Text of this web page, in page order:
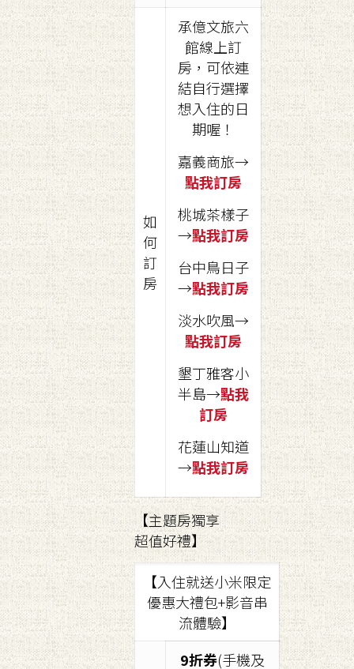
如
何
訂
房
承億文旅六
館線上訂
房，可依連
結自行選擇
想入住的日
期喔！
嘉義商旅→
點我訂房
桃城茶樣子
→點我訂房
台中鳥日子
→點我訂房
淡水吹風→
點我訂房
墾丁雅客小
半島→點我
訂房
花蓮山知道
→點我訂房
【主題房獨享
超值好禮】
【入住就送小米限定
優惠大禮包+影音串
流體驗】
9折券(手機及